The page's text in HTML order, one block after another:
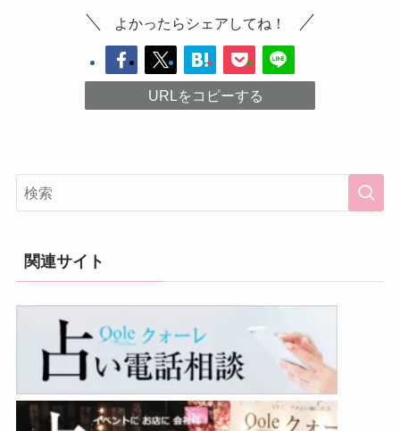
よかったらシェアしてね！
URLをコピーする
関連サイト